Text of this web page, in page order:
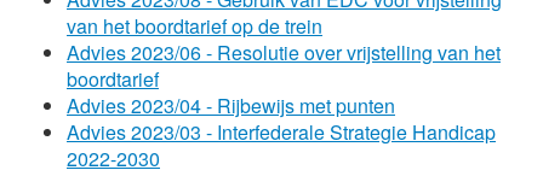
van het boordtarief op de trein
Advies 2023/06 - Resolutie over vrijstelling van het
boordtarief
Advies 2023/04 - Rijbewijs met punten
Advies 2023/03 - Interfederale Strategie Handicap
2022-2030